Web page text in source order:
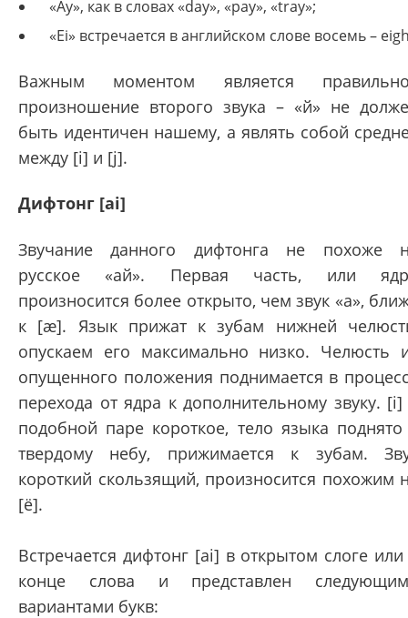
«Ay», как в словах «day», «pay», «tray»;
«Ei» встречается в английском слове восемь –
Важным моментом является
произношение второго звука – «й» не
быть идентичен нашему, а являть собой
между [i] и [j].
Дифтонг [ai]
Звучание данного дифтонга не похоже
русское «ай». Первая часть, или
произносится более открыто, чем звук «а»,
к [æ]. Язык прижат к зубам нижней
опускаем его максимально низко. Челюсть
опущенного положения поднимается в
перехода от ядра к дополнительному звуку.
подобной паре короткое, тело языка поднято
твердому небу, прижимается к зубам.
короткий скользящий, произносится похожим
[ё].
Встречается дифтонг [ai] в открытом слоге
конце слова и представлен
вариантами букв: